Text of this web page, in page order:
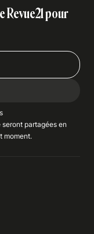
pour
partagées en
moment.